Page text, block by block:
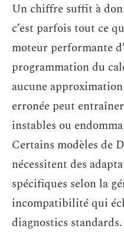
Un chiffre suffit à
c’est parfois tout ce
moteur performante
programmation du
aucune
erronée peut
instables ou
Certains modèles de
nécessitent des
spécifiques selon la
incompatibilité qui
diagnostics standards.